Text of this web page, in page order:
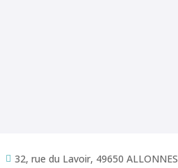
 32, rue du Lavoir, 49650 ALLONNES